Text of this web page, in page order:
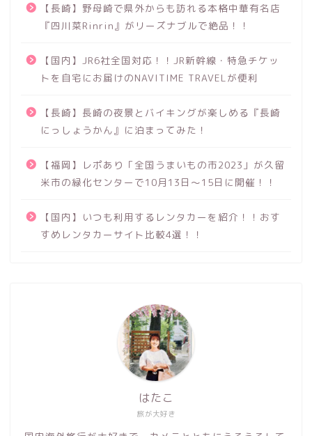
【長崎】野母崎で県外からも訪れる本格中華有名店
『四川菜Rinrin』がリーズナブルで絶品！！
【国内】JR6社全国対応！！JR新幹線・特急チケッ
トを自宅にお届けのNAVITIME TRAVELが便利
【長崎】長崎の夜景とバイキングが楽しめる『長崎
にっしょうかん』に泊まってみた！
【福岡】レポあり「全国うまいもの市2023」が久留
米市の緑化センターで10月13日～15日に開催！！
【国内】いつも利用するレンタカーを紹介！！おす
すめレンタカーサイト比較4選！！
旅が大好き
はたこ